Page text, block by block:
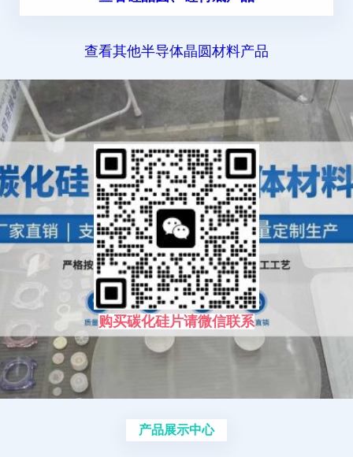
查看其他半导体晶圆材料产品
购买碳化硅片请微信联系
产品展示中心